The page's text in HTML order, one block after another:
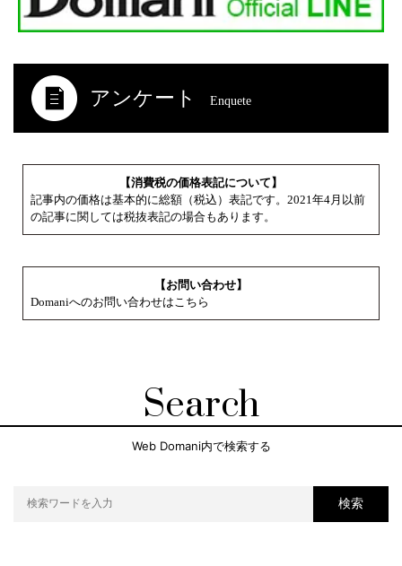
アンケート Enquete
【消費税の価格表記について】
記事内の価格は基本的に総額（税込）表記です。2021年4月以前
の記事に関しては税抜表記の場合もあります。
【お問い合わせ】
Domaniへのお問い合わせはこちら
Search
Web Domani内で検索する
検索